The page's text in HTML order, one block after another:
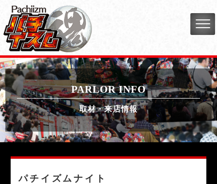
PARLOR INFO
取材・来店情報
パチイズムナイト